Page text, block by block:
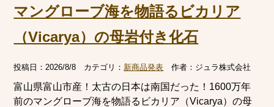
マングローブ海を物語るビカリア
（Vicarya）の母岩付き化石
投稿日：2026/8/8 カテゴリ： 新商品発表 作者： ジュラ株式会社
富山県富山市産！太古の日本は南国だった！1600万年
前のマングローブ海を物語るビカリア（Vicarya）の母